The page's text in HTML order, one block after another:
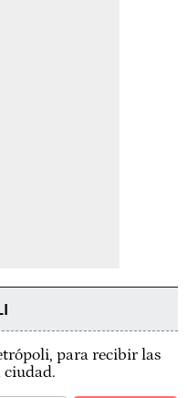
para recibir las
ciudad.